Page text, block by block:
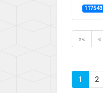
117543
«« «
1 2